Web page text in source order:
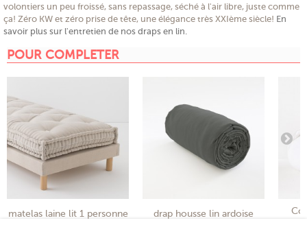
volontiers un peu froissé, sans repassage, séché à l'air libre, juste comme
ça! Zéro KW et zéro prise de tête, une élégance très XXIème siècle! En
savoir plus sur l'entretien de nos draps en lin.
POUR COMPLETER
matelas laine lit 1 personne drap housse lin ardoise